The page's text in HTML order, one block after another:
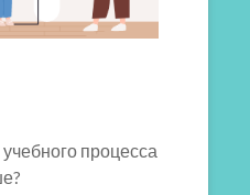
процесса